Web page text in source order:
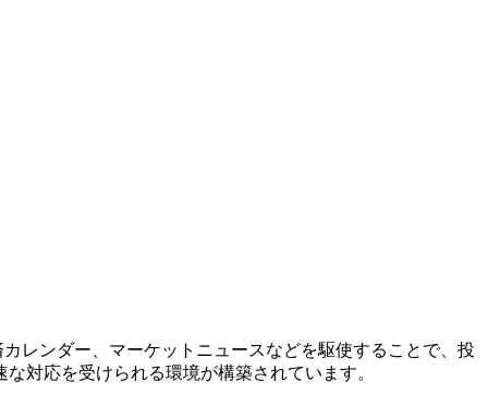
レンダー、マーケットニュースなどを駆使することで、投
対応を受けられる環境が構築されています。